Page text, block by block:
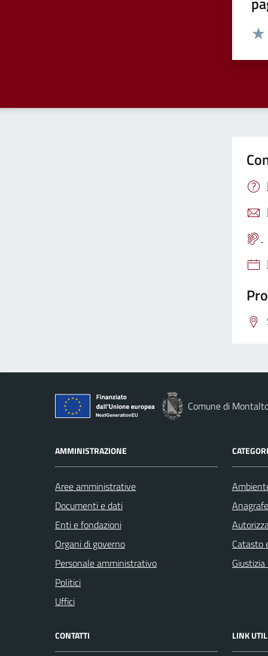
Comune di
AMMINISTRAZIONE
Aree amministrative
Documenti e dati
Enti e fondazioni
Organi di governo
Personale amministrativo
Politici
Uffici
Catasto
CONTATTI LINK